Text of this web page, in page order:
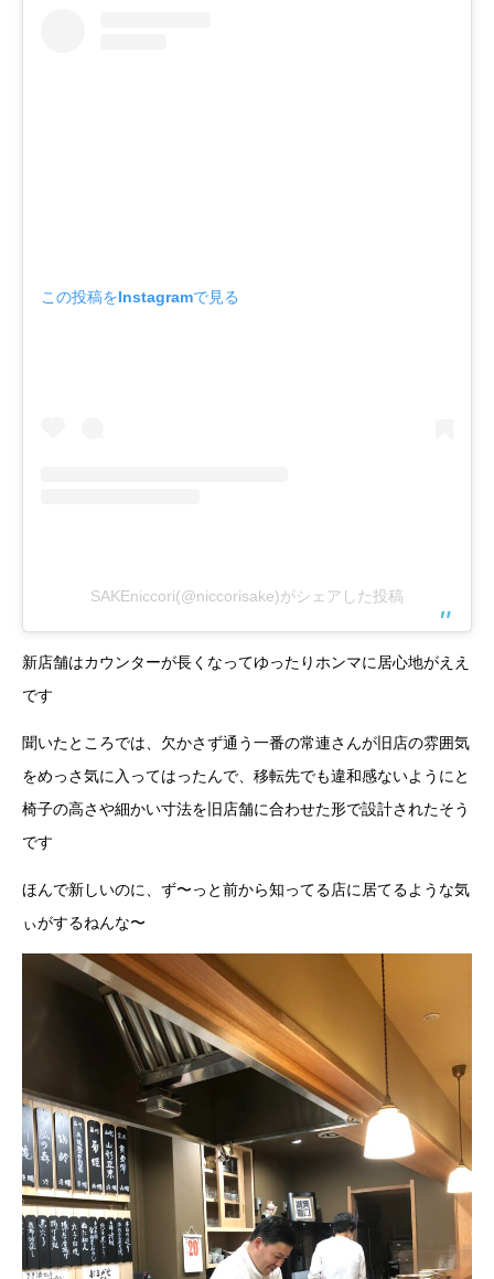
この投稿をInstagramで見る
SAKEniccori(@niccorisake)がシェアした投稿
新店舗はカウンターが長くなってゆったりホンマに居心地がええ
です
聞いたところでは、欠かさず通う一番の常連さんが旧店の雰囲気
をめっさ気に入ってはったんで、移転先でも違和感ないようにと
椅子の高さや細かい寸法を旧店舗に合わせた形で設計されたそう
です
ほんで新しいのに、ず〜っと前から知ってる店に居てるような気
ぃがするねんな〜